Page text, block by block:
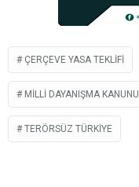
ÇERÇEVE YASA TEKLIFI
MILLI DAYANIŞMA KANUNU
TERÖRSÜZ TÜRKIYE